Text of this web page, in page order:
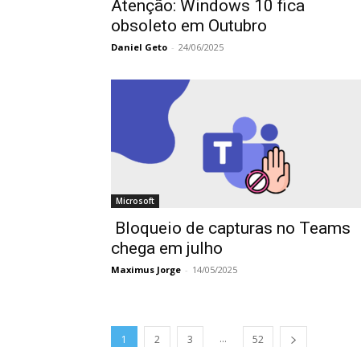
Atenção: Windows 10 fica
obsoleto em Outubro
Daniel Geto - 24/06/2025
Microsoft
Bloqueio de capturas no Teams
chega em julho
Maximus Jorge - 14/05/2025
1 2 3 ... 52